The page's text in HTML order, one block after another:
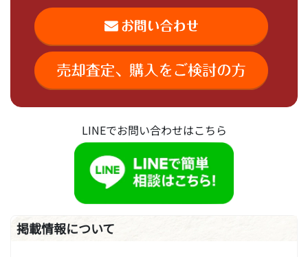
LINEでお問い合わせはこちら
掲載情報について